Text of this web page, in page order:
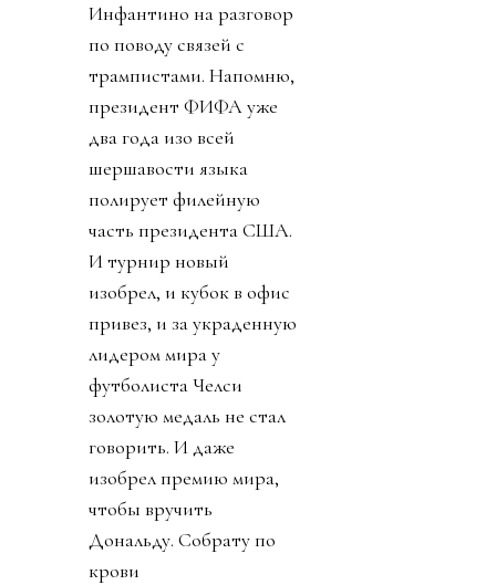
Инфантино на разговор
по поводу связей с
трампистами. Напомню,
президент ФИФА уже
два года изо всей
шершавости языка
полирует филейную
часть президента США.
И турнир новый
изобрел, и кубок в офис
привез, и за украденную
лидером мира у
футболиста Челси
золотую медаль не стал
говорить. И даже
изобрел премию мира,
чтобы вручить
Дональду. Собрату по
крови